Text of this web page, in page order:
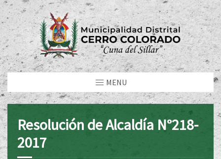
MENU
Resolución de Alcaldía N°218-
2017